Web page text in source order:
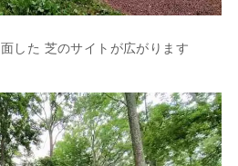
した 芝のサイトが広がります